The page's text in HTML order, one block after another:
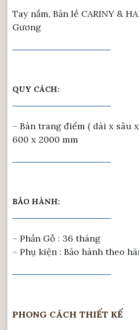
Tay nắm, Bản lề CARINY &
Gương
QUY CÁCH:
– Bàn trang điểm ( dài x sâu
600 x 2000 mm
BẢO HÀNH:
– Phần Gỗ : 36 tháng
– Phụ kiện : Bảo hành theo
PHONG CÁCH THIẾT KẾ